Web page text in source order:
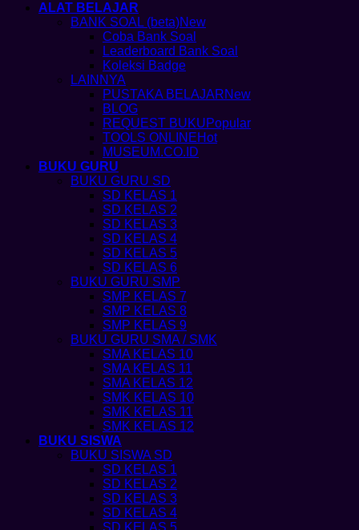
ALAT BELAJAR
BANK SOAL (beta)
Coba Bank Soal
Leaderboard Bank Soal
Koleksi Badge
LAINNYA
PUSTAKA BELAJAR
BLOG
REQUEST BUKU
TOOLS ONLINE
MUSEUM.CO.ID
BUKU GURU
BUKU GURU SD
SD KELAS 1
SD KELAS 2
SD KELAS 3
SD KELAS 4
SD KELAS 5
SD KELAS 6
BUKU GURU SMP
SMP KELAS 7
SMP KELAS 8
SMP KELAS 9
BUKU GURU SMA / SMK
SMA KELAS 10
SMA KELAS 11
SMA KELAS 12
SMK KELAS 10
SMK KELAS 11
SMK KELAS 12
BUKU SISWA
BUKU SISWA SD
SD KELAS 1
SD KELAS 2
SD KELAS 3
SD KELAS 4